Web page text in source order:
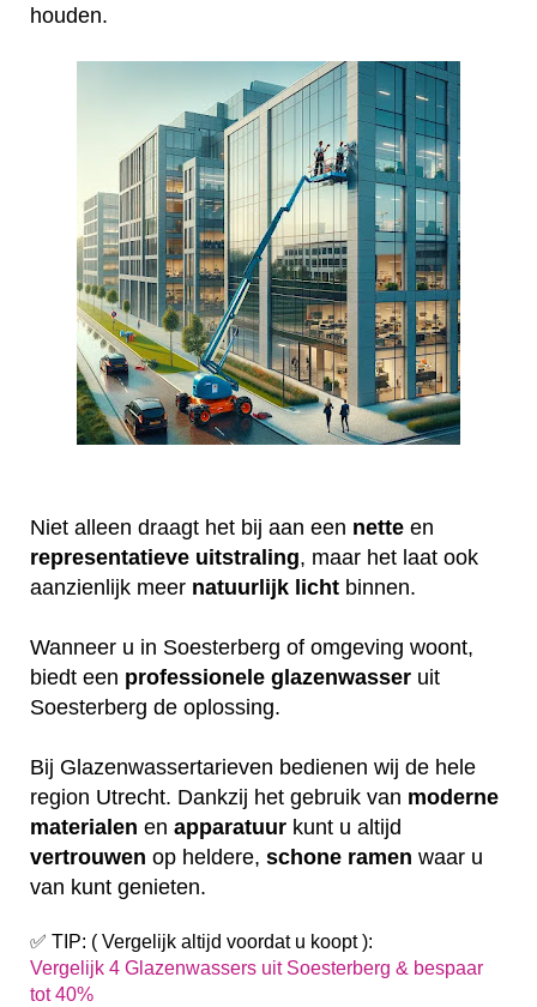
houden.
Niet alleen draagt het bij aan een nette en
representatieve uitstraling, maar het laat ook
aanzienlijk meer natuurlijk licht binnen.
Wanneer u in Soesterberg of omgeving woont,
biedt een professionele glazenwasser uit
Soesterberg de oplossing.
Bij Glazenwassertarieven bedienen wij de hele
region Utrecht. Dankzij het gebruik van moderne
materialen en apparatuur kunt u altijd
vertrouwen op heldere, schone ramen waar u
van kunt genieten.
✅ TIP: ( Vergelijk altijd voordat u koopt ):
Vergelijk 4 Glazenwassers uit Soesterberg & bespaar
tot 40%